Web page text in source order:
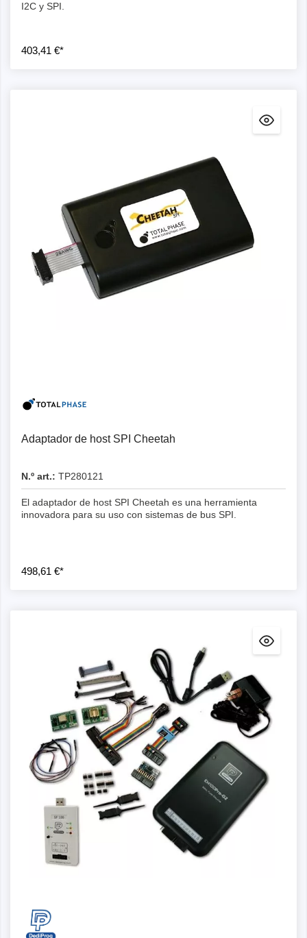
I2C y SPI.
403,41 €*
Adaptador de host SPI Cheetah
N.º art.: TP280121
El adaptador de host SPI Cheetah es una herramienta
innovadora para su uso con sistemas de bus SPI.
498,61 €*